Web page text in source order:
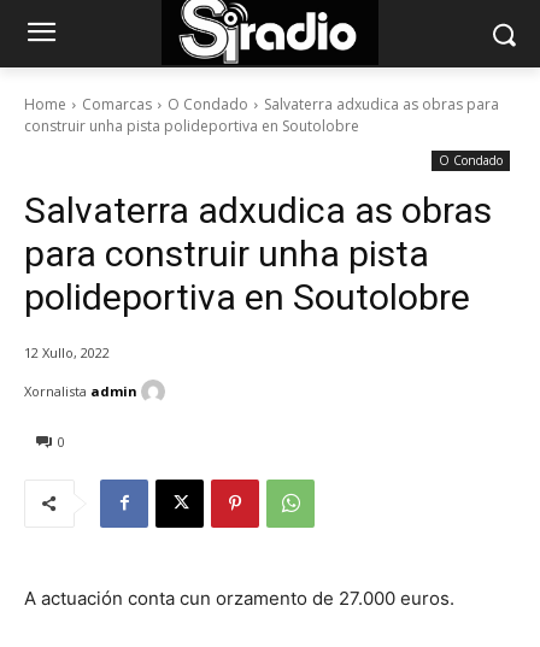
Home Comarcas O Condado
Salvaterra adxudica as obras para
construir unha pista polideportiva en Soutolobre
O Condado
Salvaterra adxudica as obras
para construir unha pista
polideportiva en Soutolobre
12 Xullo, 2022
0
Xornalista admin
A actuación conta cun orzamento de 27.000 euros.